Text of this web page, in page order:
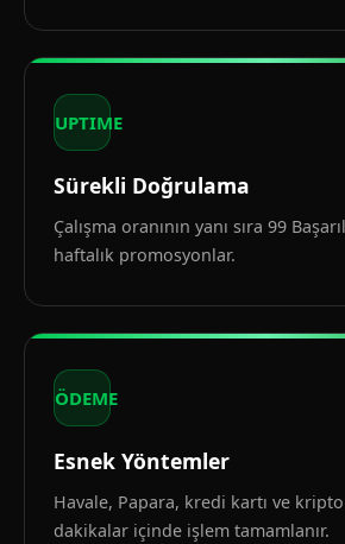
UPTIME
Sürekli Doğrulama
Çalışma oranının yanı sıra 99
haftalık promosyonlar.
ÖDEME
Esnek Yöntemler
Havale, Papara, kredi kartı ve
dakikalar içinde işlem tamamlanır.